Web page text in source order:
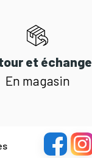
et échange
En magasin